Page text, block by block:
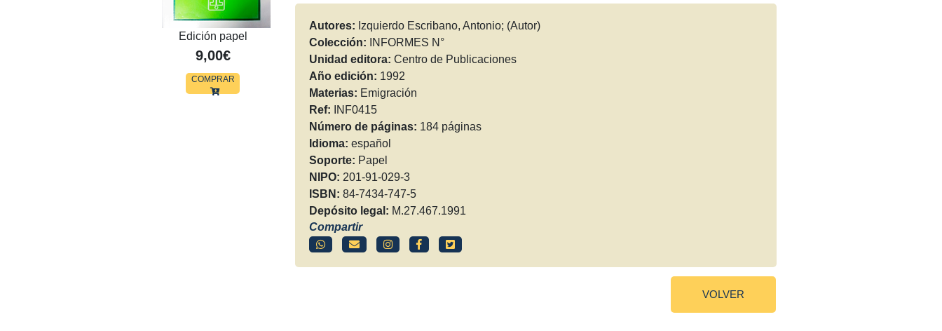
Edición papel
9,00€
COMPRAR
Autores: Izquierdo Escribano, Antonio; (Autor)
Colección:
INFORMES N°
Unidad editora: Centro de Publicaciones
Año edición: 1992
Materias: Emigración
Ref:
INF0415
Número de páginas: 184 páginas
Idioma: español
Soporte: Papel
NIPO: 201-91-029-3
ISBN: 84-7434-747-5
Depósito legal: M.27.467.1991
Compartir
VOLVER